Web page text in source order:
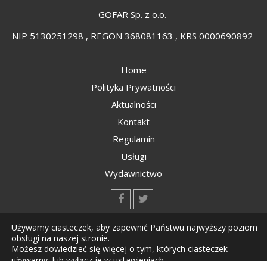
GOFAR Sp. z o.o.
NIP 5130251298 , REGON 368081163 , KRS 0000690892
Home
Polityka Prywatności
Aktualności
Kontakt
Regulamin
Usługi
Wydawnictwo
Używamy ciasteczek, aby zapewnić Państwu najwyższy poziom
obsługi na naszej stronie.
Możesz dowiedzieć się więcej o tym, których ciasteczek